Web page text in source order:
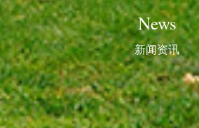
News
新闻资讯